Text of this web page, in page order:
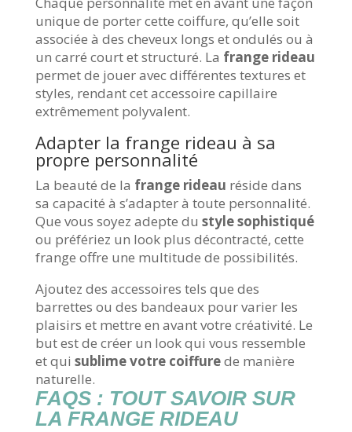
unique de porter cette coiffure, qu’elle soit
associée à des cheveux longs et ondulés ou à
un carré court et structuré. La frange rideau
permet de jouer avec différentes textures et
styles, rendant cet accessoire capillaire
extrêmement polyvalent.
Adapter la frange rideau à sa
propre personnalité
La beauté de la frange rideau réside dans
sa capacité à s’adapter à toute personnalité.
Que vous soyez adepte du style sophistiqué
ou préfériez un look plus décontracté, cette
frange offre une multitude de possibilités.
Ajoutez des accessoires tels que des
barrettes ou des bandeaux pour varier les
plaisirs et mettre en avant votre créativité. Le
but est de créer un look qui vous ressemble
et qui sublime votre coiffurede manière
naturelle.
FAQS : TOUT SAVOIR SUR
LA FRANGE RIDEAU